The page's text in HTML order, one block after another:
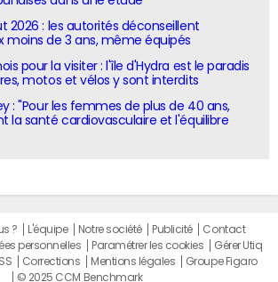
2026 : les autorités déconseillent
moins de 3 ans, même équipés
pour la visiter : l'île d'Hydra est le paradis
motos et vélos y sont interdits
: "Pour les femmes de plus de 40 ans,
la santé cardiovasculaire et l'équilibre
? L'équipe Notre société Publicité
Contact
personnelles Paramétrer les cookies
Gérer Utiq
Corrections Mentions légales
Groupe Figaro
© 2025 CCM Benchmark